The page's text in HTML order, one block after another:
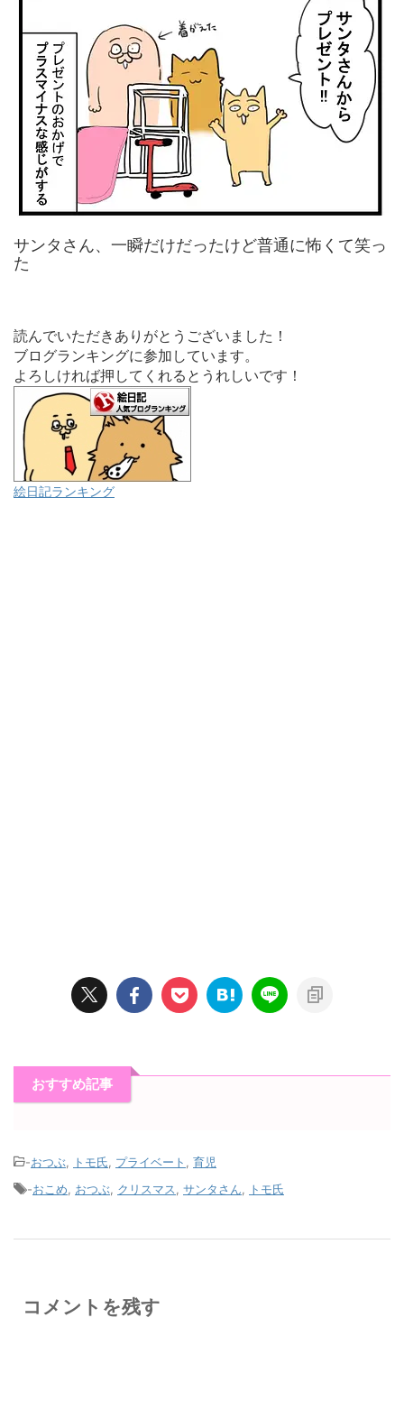
サンタさん、一瞬だけだったけど普通に怖くて笑っ
た
読んでいただきありがとうございました！
ブログランキングに参加しています。
よろしければ押してくれるとうれしいです！
絵日記ランキング
おすすめ記事
-おつぶ トモ氏 プライベート
育児
-おこめ おつぶ クリスマス サンタさん トモ氏
コメントを残す